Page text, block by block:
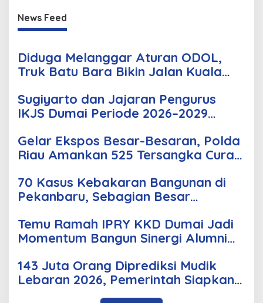
News Feed
Diduga Melanggar Aturan ODOL,
Truk Batu Bara Bikin Jalan Kuala
Sugiyarto dan Jajaran Pengurus
IKJS Dumai Periode 2026–2029
Gelar Ekspos Besar-Besaran, Polda
Riau Amankan 525 Tersangka Curat,
70 Kasus Kebakaran Bangunan di
Pekanbaru, Sebagian Besar
Temu Ramah IPRY KKD Dumai Jadi
Momentum Bangun Sinergi Alumni
143 Juta Orang Diprediksi Mudik
Lebaran 2026, Pemerintah Siapkan
Berbagai Inovasi